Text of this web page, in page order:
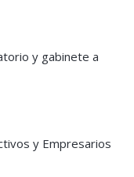
y gabinete a
y Empresarios